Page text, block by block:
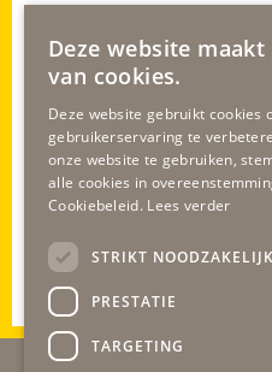
voordelen kunnen
Gaarne antwoorden binnen
John Smeets
Raadslid CDA
Berry van Rijswijk
art. 43 vragen inzake Toon
Deze website
van cookies.
Deze website gebruikt cookies
gebruikerservaring te
onze website te gebruiken,
alle cookies in
Cookiebeleid. Lees verder
STRIKT NOODZAKELIJK
PRESTATIE
TARGETING